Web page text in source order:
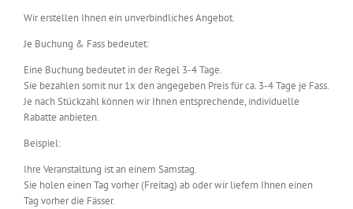
Wir erstellen Ihnen ein unverbindliches Angebot.
Je Buchung & Fass bedeutet:
Eine Buchung bedeutet in der Regel 3-4 Tage.
Sie bezahlen somit nur 1x den angegeben Preis für ca. 3-4 Tage je Fass.
Je nach Stückzahl können wir Ihnen entsprechende, individuelle
Rabatte anbieten.
Beispiel:
Ihre Veranstaltung ist an einem Samstag.
Sie holen einen Tag vorher (Freitag) ab oder wir liefern Ihnen einen
Tag vorher die Fässer.